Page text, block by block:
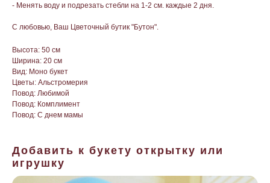
- Менять воду и подрезать стебли на 1-2 см. каждые 2 дня.
С любовью, Ваш Цветочный бутик "Бутон".
Высота: 50 см
Ширина: 20 см
Вид: Моно букет
Цветы: Альстромерия
Повод: Любимой
Повод: Комплимент
Повод: С днем мамы
Добавить к букету открытку или
игрушку